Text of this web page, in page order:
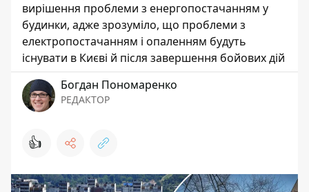
вирішення проблеми з енергопостачанням у
будинки, адже зрозуміло, що проблеми з
електропостачанням і опаленням будуть
існувати в Києві й після завершення бойових дій
Богдан Пономаренко
РЕДАКТОР
👍